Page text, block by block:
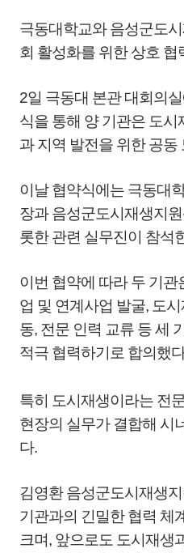
극동대학교와 음성군도
회 활성화를 위한 상호 협
2일 극동대 본관 대회의
식을 통해 양 기관은 도
과 지역 발전을 위한 공동
이날 협약식에는 극동대
장과 음성군도시재생지
롯한 관련 실무진이 참석
이번 협약에 따라 두 기
업 및 연계사업 발굴, 도
동, 전문 인력 교류 등 세
적극 협력하기로 합의했
특히 도시재생이라는 전
현장의 실무가 결합해 시
다.
김영환 음성군도시재생
기관과의 긴밀한 협력 체
크며, 앞으로도 도시재생